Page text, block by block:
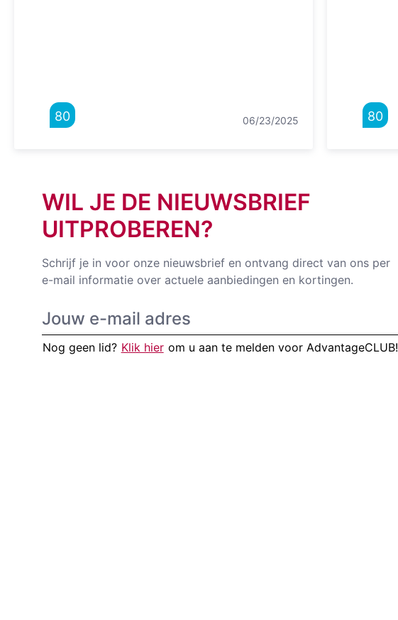
80 06/23/2025 80
WIL JE DE NIEUWSBRIEF
UITPROBEREN?
Schrijf je in voor onze nieuwsbrief en ontvang direct van ons per
e-mail informatie over actuele aanbiedingen en kortingen.
Nog geen lid? Klik hier om u aan te melden voor AdvantageCLUB!